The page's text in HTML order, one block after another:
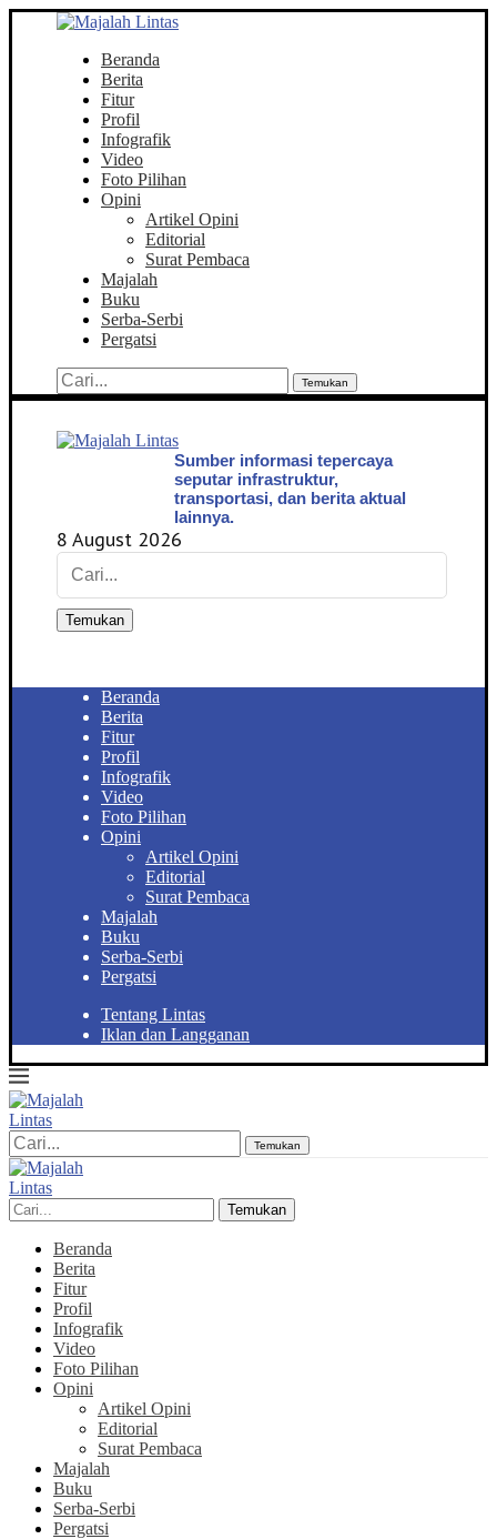
Beranda
Berita
Fitur
Profil
Infografik
Video
Foto Pilihan
Opini
Artikel Opini
Editorial
Surat Pembaca
Majalah
Buku
Serba-Serbi
Pergatsi
Temukan
Sumber informasi tepercaya
seputar infrastruktur,
transportasi, dan berita aktual
lainnya.
8 August 2026
Temukan
Beranda
Berita
Fitur
Profil
Infografik
Video
Foto Pilihan
Opini
Artikel Opini
Editorial
Surat Pembaca
Majalah
Buku
Serba-Serbi
Pergatsi
Tentang Lintas
Iklan dan Langganan
Temukan
Temukan
Beranda
Berita
Fitur
Profil
Infografik
Video
Foto Pilihan
Opini
Artikel Opini
Editorial
Surat Pembaca
Majalah
Buku
Serba-Serbi
Pergatsi